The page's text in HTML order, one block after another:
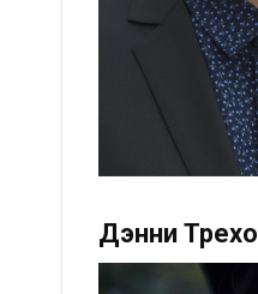
Дэнни Трехо